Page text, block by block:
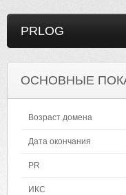
PRLOG
ОСНОВНЫЕ
Возраст домена
Дата окончания
PR
ИКС